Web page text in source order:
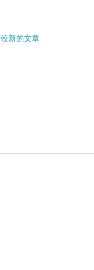
較新的文章